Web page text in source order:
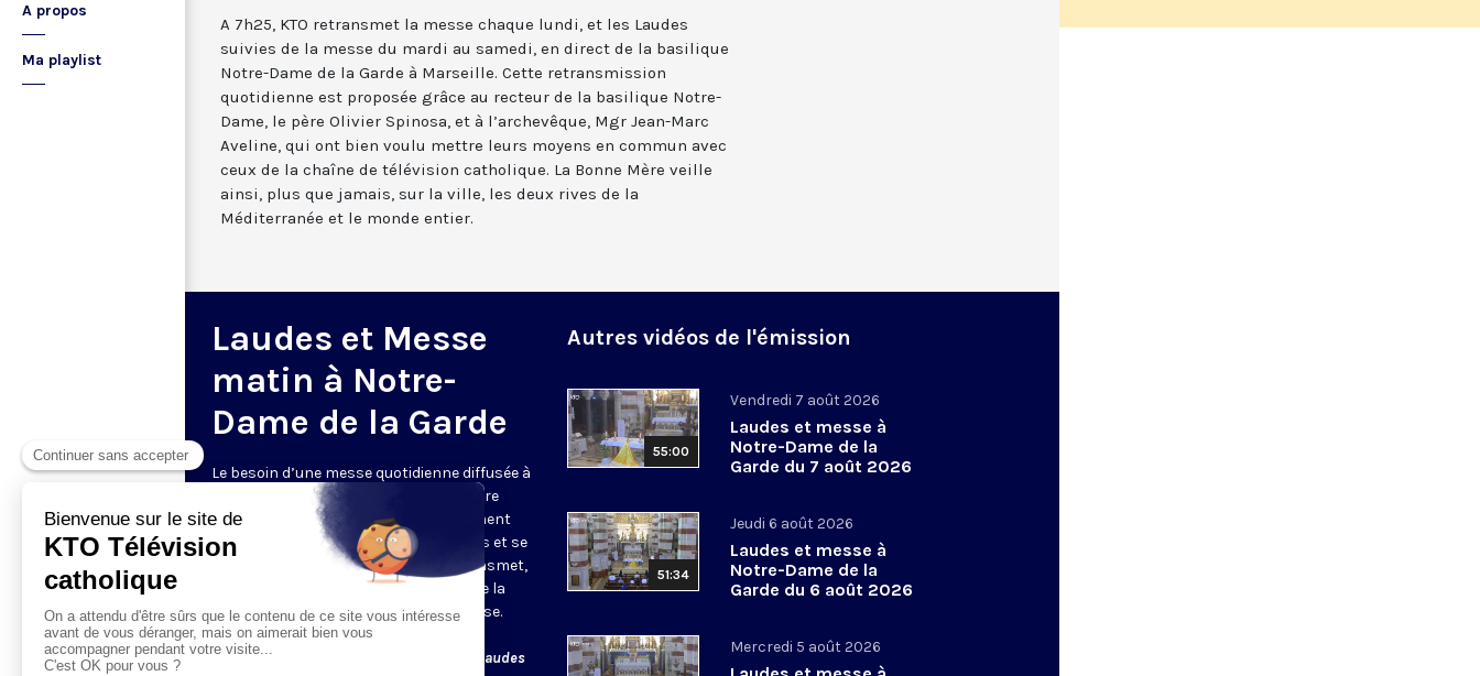
A propos
Ma playlist
A 7h25, KTO retransmet la messe chaque lundi, et les Laudes
suivies de la messe du mardi au samedi, en direct de la basilique
Notre-Dame de la Garde à Marseille. Cette retransmission
quotidienne est proposée grâce au recteur de la basilique Notre-
Dame, le père Olivier Spinosa, et à l’archevêque, Mgr Jean-Marc
Aveline, qui ont bien voulu mettre leurs moyens en commun avec
ceux de la chaîne de télévision catholique. La Bonne Mère veille
ainsi, plus que jamais, sur la ville, les deux rives de la
Méditerranée et le monde entier.
Laudes et Messe
matin à Notre-
Dame de la Garde
Le besoin d’une messe quotidienne diffusée à
la télévision a été exprimé d’une manière
encore plus forte pendant le confinement
dans de nombreux pays francophones et se
maintient depuis la reprise. KTO retransmet,
en direct de la basilique Notre-Dame de la
Garde, à Marseille, les laudes et la messe.
Le lundi à 7h25, la messe
Du mardi au samedi à 7h25, messe avec laudes
Autres vidéos de l'émission
55:00
Vendredi 7 août 2026
Laudes et messe à
Notre-Dame de la
Garde du 7 août 2026
51:34
Jeudi 6 août 2026
Laudes et messe à
Notre-Dame de la
Garde du 6 août 2026
Mercredi 5 août 2026